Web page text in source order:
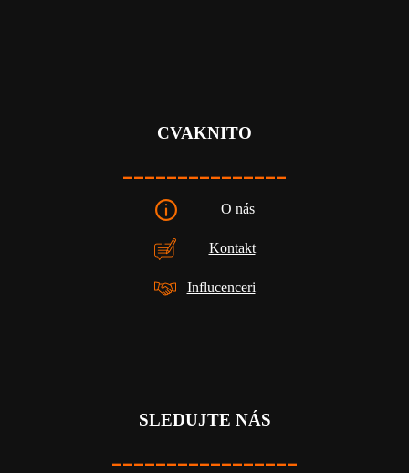
CVAKNITO
_______________
O nás
Kontakt
Influcenceri
SLEDUJTE NÁS
_________________